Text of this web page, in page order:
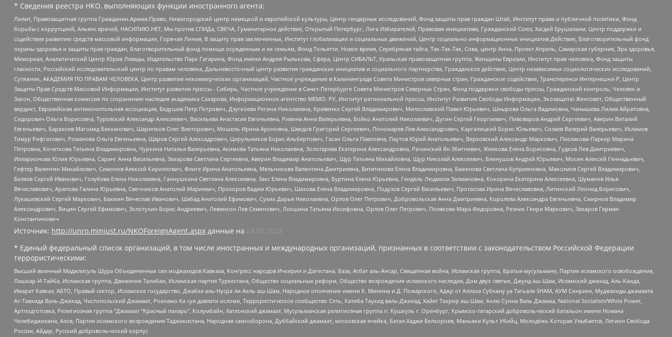
* Сведения реестра НКО, выполняющих функции иностранного агента:
Лилит, Правозащитная группа Гражданин.Армия.Право, Нижегородский центр немецкой и европейской культуры, Центр гендерных исследований, Фонд защиты прав граждан Штаб, Институт права и публичной политики, Фонд
борьбы с коррупцией, Альянс врачей, НАСИЛИЮ.НЕТ, Мы против СПИДа, СВЕЧА, Гуманитарное действие, Открытый Петербург, Лига Избирателей, Правовая инициатива, Гражданский Союз, Хасдей Ерушалаим, Центр поддержки и
содействия развитию средств массовой информации, Горячая Линия, В защиту прав заключенных, Институт глобализации и социальных движений, Центр социально-информационных инициатив Действие, Благотворительный фонд
охраны здоровья и защиты прав граждан, Благотворительный фонд помощи осужденным и их семьям, Фонд Тольятти, Новое время, Серебряная тайга, Так-Так-Так, Сова, центр Анна, Проект Апрель, Самарская губерния, Эра здоровья,
Мемориал, Аналитический Центр Юрия Левады, Издательство Парк Гагарина, Фонд имени Андрея Рылькова, Сфера, Центр СИБАЛЬТ, Уральская правозащитная группа, Женщины Евразии, Институт прав человека, Фонд защиты
гласности, Российский исследовательский центр по правам человека, Дальневосточный центр развития гражданских инициатив и социального партнерства, Гражданское действие, Центр независимых социологических исследований,
Сутяжник, АКАДЕМИЯ ПО ПРАВАМ ЧЕЛОВЕКА, Центр развития некоммерческих организаций, Частное учреждение в Калининграде Совета Министров северных стран, Гражданское содействие, Трансперенси Интернешнл-Р, Центр
Защиты Прав Средств Массовой Информации, Институт развития прессы - Сибирь, Частное учреждение в Санкт-Петербурге Совета Министров Северных Стран, Фонд поддержки свободы прессы, Гражданский контроль, Человек и
Закон, Общественная комиссия по сохранению наследия академика Сахарова, Информационное агентство МЕМО. РУ, Институт региональной прессы, Институт Развития Свободы Информации, Экозащита!-Женсовет, Общественный
вердикт, Евразийская антимонопольная ассоциация, Бедушев Петр Петрович, Дзугкоева Регина Николаевна, Кривенко Сергей Владимирович, Милославский Павел Юрьевич, Шнырова Ольга Вадимовна, Чанышева Лилия Айратовна,
Сидорович Ольга Борисовна, Туровский Александр Алексеевич, Васильева Анастасия Евгеньевна, Ривина Анна Валерьевна, Бойко Анатолий Николаевич, Дугин Сергей Георгиевич, Пивоваров Андрей Сергеевич, Аверин Виталий
Евгеньевич, Барахоев Магомед Бекханович, Шарипков Олег Викторович, Мошель Ирина Ароновна, Шведов Григорий Сергеевич, Пономарев Лев Александрович, Каргалицкий Борис Юльевич, Созаев Валерий Валерьевич, Исламов
Тимур Рифгатович, Романова Ольга Евгеньевна, Щаров Сергей Алексадрович, Цирульников Борис Альбертович, Гасан Ольга Павловна, Паутов Юрий Анатольевич, Верховский Александр Маркович, Пислакова-Паркер Марина
Петровна, Кочеткова Татьяна Владимировна, Чуркина Наталья Валерьевна, Акимова Татьяна Николаевна, Золотарева Екатерина Александровна, Рачинский Ян Збигневич, Жемкова Елена Борисовна, Гудков Лев Дмитриевич,
Илларионова Юлия Юрьевна, Саранг Анна Васильевна, Захарова Светлана Сергеевна, Аверин Владимир Анатольевич, Щур Татьяна Михайловна, Щур Николай Алексеевич, Блинушов Андрей Юрьевич, Мосин Алексей Геннадьевич,
Гефтер Валентин Михайлович, Симонов Алексей Кириллович, Флиге Ирина Анатольевна, Мельникова Валентина Дмитриевна, Вититинова Елена Владимировна, Баженова Светлана Куприяновна, Максимов Сергей Владимирович,
Беляев Сергей Иванович, Голубева Елена Николаевна, Ганнушкина Светлана Алексеевна, Закс Елена Владимировна, Буртина Елена Юрьевна, Гендель Людмила Залмановна, Кокорина Екатерина Алексеевна, Шуманов Илья
Вячеславович, Арапова Галина Юрьевна, Свечников Анатолий Мариевич, Прохоров Вадим Юрьевич, Шахова Елена Владимировна, Подузов Сергей Васильевич, Протасова Ирина Вячеславовна, Литинский Леонид Борисович,
Лукашевский Сергей Маркович, Бахмин Вячеслав Иванович, Шабад Анатолий Ефимович, Сухих Дарья Николаевна, Орлов Олег Петрович, Добровольская Анна Дмитриевна, Королева Александра Евгеньевна, Смирнов Владимир
Александрович, Вицин Сергей Ефимович, Золотухин Борис Андреевич, Левинсон Лев Семенович, Локшина Татьяна Иосифовна, Орлов Олег Петрович, Полякова Мара Федоровна, Резник Генри Маркович, Захаров Герман
Константинович
Источник: http://unro.minjust.ru/NKOForeignAgent.aspx данные на 24.03.2022
* Единый федеральный список организаций, в том числе иностранных и международных организаций, признанных в соответствии с законодательством Российской Федерации
террористическими:
Высший военный Маджлисуль Шура Объединенных сил моджахедов Кавказа, Конгресс народов Ичкерии и Дагестана, База, Асбат аль-Ансар, Священная война, Исламская группа, Братья-мусульмане, Партия исламского освобождения,
Лашкар-И-Тайба, Исламская группа, Движение Талибан, Исламская партия Туркестана, Общество социальных реформ, Общество возрождения исламского наследия, Дом двух святых, Джунд аш-Шам, Исламский джихад, Аль-Каида,
Имарат Кавказ, АБТО, Правый сектор, Исламское государство, Джабха аль-Нусра ли-Ахль аш-Шам, Народное ополчение имени К. Минина и Д. Пожарского, Аджр от Аллаха Субхану уа Тагьаля SHAM, АУМ Синрике, Муджахеды джамаата
Ат-Тавхида Валь-Джихад, Чистопольский Джамаат, Рохнамо ба суи давлати исломи, Террористическое сообщество Сеть, Катиба Таухид валь-Джихад, Хайят Тахрир аш-Шам, Ахлю Сунна Валь Джамаа, National Socialism/White Power,
Артподготовка, Религиозная группа “Джамаат “Красный пахарь”, Колумбайн, Хатлонский джамаат, Мусульманская религиозная группа п. Кушкуль г. Оренбург, Крымско-татарский добровольческий батальон имени Номана
Челебиджихана, Азов, Партия исламского возрождения Таджикистана, Народная самооборона, Дуббайский джамаат, московская ячейка, Батал-Хаджи Белхороев, Маньяки Культ Убийц, Молодёжь Которая Улыбается, Легион Свобода
России, Айдар, Русский добровольческий корпус